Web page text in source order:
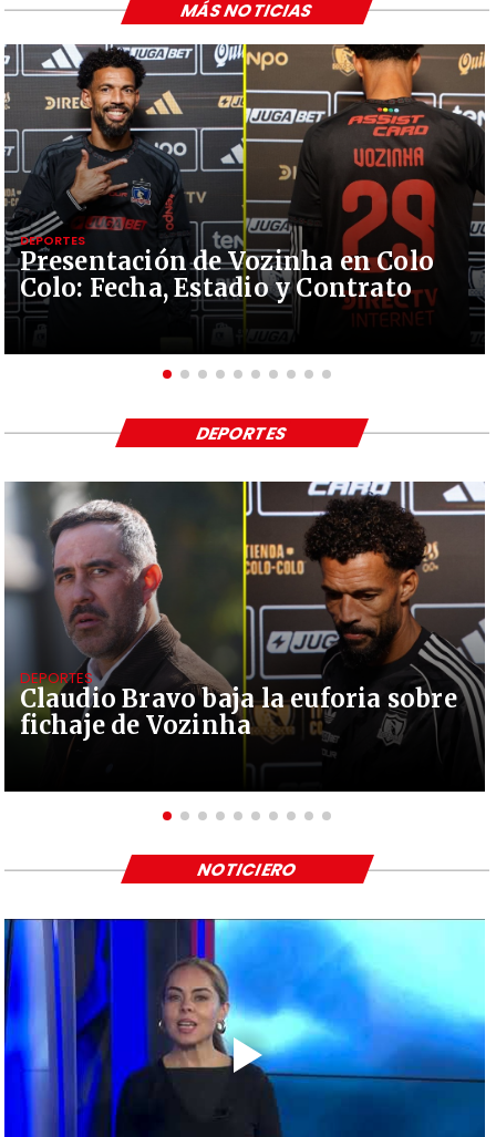
Presentación de Vozinha en Colo
Colo: Fecha, Estadio y Contrato
DEPORTES
MÁS NOTICIAS
Claudio Bravo baja la euforia sobre
fichaje de Vozinha
DEPORTES
DEPORTES
NOTICIERO